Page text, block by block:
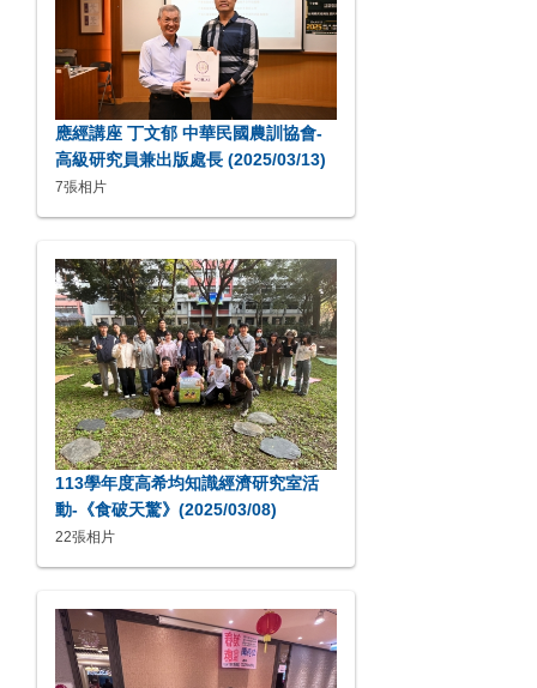
應經講座 丁文郁 中華民國農訓協會-
高級研究員兼出版處長 (2025/03/13)
7張相片
113學年度高希均知識經濟研究室活
動-《食破天驚》(2025/03/08)
22張相片